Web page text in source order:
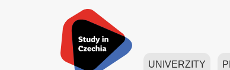
UNIVERZITY